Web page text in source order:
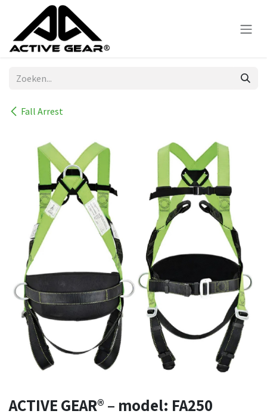
Overslaan naar inhoud
Fall Arrest
ACTIVE GEAR® – model: FA250